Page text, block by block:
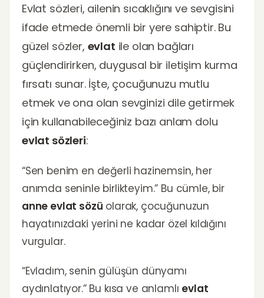
Evlat sözleri, ailenin sıcaklığını ve sevgisini
ifade etmede önemli bir yere sahiptir. Bu
güzel sözler, evlat ile olan bağları
güçlendirirken, duygusal bir iletişim kurma
fırsatı sunar. İşte, çocuğunuzu mutlu
etmek ve ona olan sevginizi dile getirmek
için kullanabileceğiniz bazı anlam dolu
evlat sözleri:
“Sen benim en değerli hazinemsin, her
anımda seninle birlikteyim.” Bu cümle, bir
anne evlat sözü olarak, çocuğunuzun
hayatınızdaki yerini ne kadar özel kıldığını
vurgular.
“Evladım, senin gülüşün dünyamı
aydınlatıyor.” Bu kısa ve anlamlı evlat